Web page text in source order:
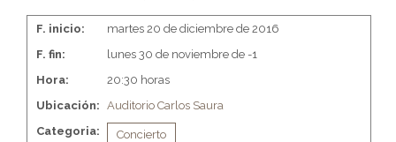
F. inicio:
martes 20 de diciembre de 2016
F. fin:
lunes 30 de noviembre de -1
Hora:
20:30 horas
Ubicación: Auditorio Carlos Saura
Categoria:
Concierto